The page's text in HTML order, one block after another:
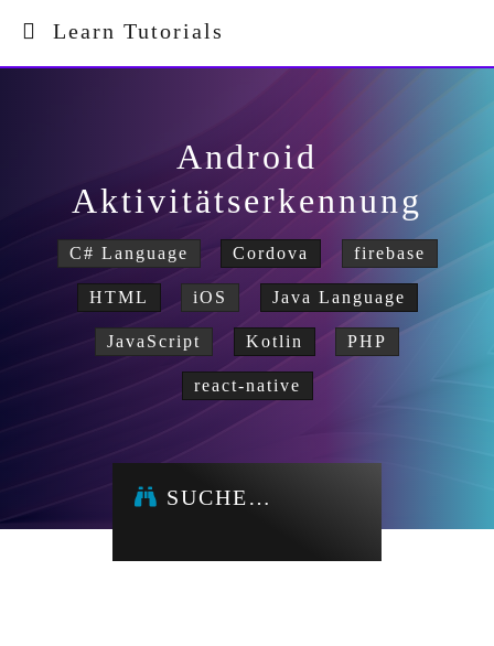
Learn Tutorials
Android
Aktivitätserkennung
C# Language Cordova firebase
HTML iOS Java Language
JavaScript Kotlin PHP
react-native
SUCHE…